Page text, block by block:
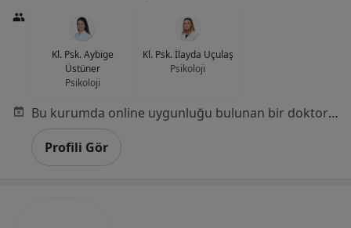
Kl. Psk. Aybige
Üstüner
Psikoloji
Kl. Psk. İlayda Uçulaş
Psikoloji
Bu kurumda online uygunluğu bulunan bir doktor veya uzman bulunamadı
Profili Gör